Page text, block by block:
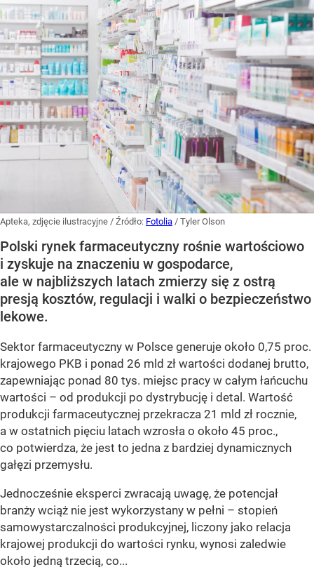
Apteka, zdjęcie ilustracyjne / Źródło: Fotolia / Tyler Olson
Polski rynek farmaceutyczny rośnie wartościowo
i zyskuje na znaczeniu w gospodarce,
ale w najbliższych latach zmierzy się z ostrą
presją kosztów, regulacji i walki o bezpieczeństwo
lekowe.
Sektor farmaceutyczny w Polsce generuje około 0,75 proc.
krajowego PKB i ponad 26 mld zł wartości dodanej brutto,
zapewniając ponad 80 tys. miejsc pracy w całym łańcuchu
wartości – od produkcji po dystrybucję i detal. Wartość
produkcji farmaceutycznej przekracza 21 mld zł rocznie,
a w ostatnich pięciu latach wzrosła o około 45 proc.,
co potwierdza, że jest to jedna z bardziej dynamicznych
gałęzi przemysłu.
Jednocześnie eksperci zwracają uwagę, że potencjał
branży wciąż nie jest wykorzystany w pełni – stopień
samowystarczalności produkcyjnej, liczony jako relacja
krajowej produkcji do wartości rynku, wynosi zaledwie
około jedną trzecią, co...